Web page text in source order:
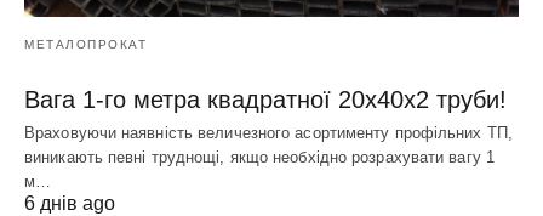
МЕТАЛОПРОКАТ
Вага 1-го метра квадратної 20х40х2 труби!
Враховуючи наявність величезного асортименту профільних ТП,
виникають певні труднощі, якщо необхідно розрахувати вагу 1
м…
6 днів ago